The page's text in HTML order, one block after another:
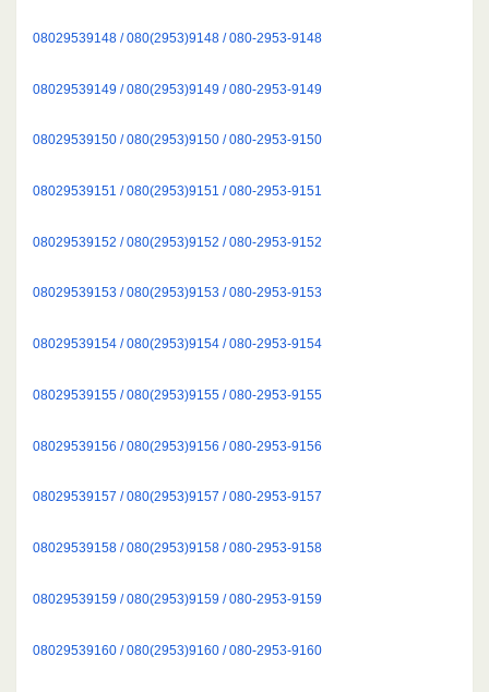
08029539148 / 080(2953)9148 / 080-2953-9148
08029539149 / 080(2953)9149 / 080-2953-9149
08029539150 / 080(2953)9150 / 080-2953-9150
08029539151 / 080(2953)9151 / 080-2953-9151
08029539152 / 080(2953)9152 / 080-2953-9152
08029539153 / 080(2953)9153 / 080-2953-9153
08029539154 / 080(2953)9154 / 080-2953-9154
08029539155 / 080(2953)9155 / 080-2953-9155
08029539156 / 080(2953)9156 / 080-2953-9156
08029539157 / 080(2953)9157 / 080-2953-9157
08029539158 / 080(2953)9158 / 080-2953-9158
08029539159 / 080(2953)9159 / 080-2953-9159
08029539160 / 080(2953)9160 / 080-2953-9160